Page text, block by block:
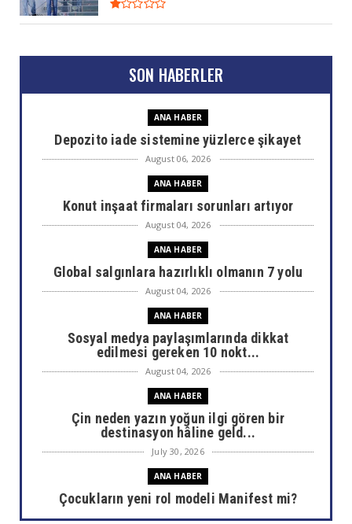
SON HABERLER
ANA HABER
Depozito iade sistemine yüzlerce şikayet
August 06, 2026
ANA HABER
Konut inşaat firmaları sorunları artıyor
August 04, 2026
ANA HABER
Global salgınlara hazırlıklı olmanın 7 yolu
August 04, 2026
ANA HABER
Sosyal medya paylaşımlarında dikkat
edilmesi gereken 10 nokt...
August 04, 2026
ANA HABER
Çin neden yazın yoğun ilgi gören bir
destinasyon hâline geld...
July 30, 2026
ANA HABER
Çocukların yeni rol modeli Manifest mi?
July 30, 2026